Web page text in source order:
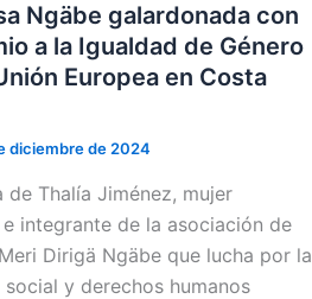
Ngäbe galardonada con
a la Igualdad de Género
Europea en Costa
diciembre de 2024
de Thalía Jiménez, mujer
integrante de la asociación de
Dirigä Ngäbe que lucha por la
social y derechos humanos